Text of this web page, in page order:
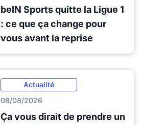
beIN Sports quitte la Ligue 1
: ce que ça change pour
vous avant la reprise
Actualité
08/08/2026
Ça vous dirait de prendre un